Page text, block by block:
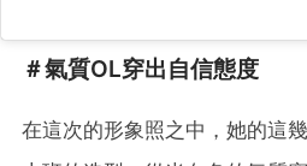
＃氣質OL穿出自信態度
在這次的形象照之中，她的這